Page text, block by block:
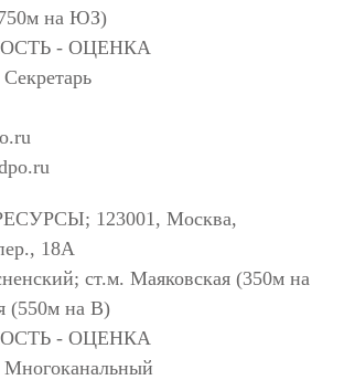
на ЮЗ)
- ОЦЕНКА
123001, Москва,
18А
ст.м. Маяковская (350м на
(550м на В)
- ОЦЕНКА
Многоканальный